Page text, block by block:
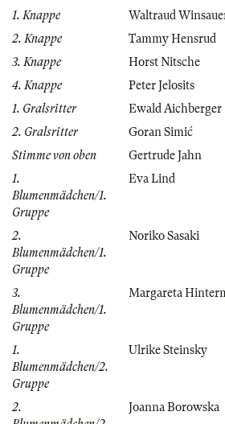
1. Knappe
Waltraud
2. Knappe
Tammy Hensrud
3. Knappe
Horst Nitsche
4. Knappe
Peter Jelosits
1. Gralsritter
Ewald Aichberger
2. Gralsritter
Goran Simić
Stimme von oben
Gertrude Jahn
1.
Blumenmädchen/1.
Gruppe
Eva Lind
2.
Blumenmädchen/1.
Gruppe
Noriko Sasaki
3.
Blumenmädchen/1.
Gruppe
Margareta
1.
Blumenmädchen/2.
Gruppe
Ulrike Steinsky
2.
Joanna Borowska